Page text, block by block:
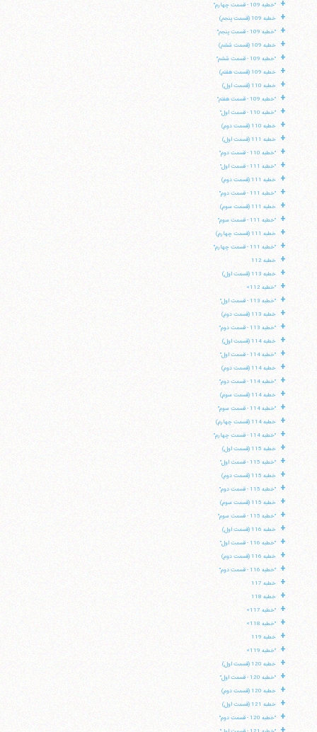
+ "خطبه 109 - قسمت چهارم"
+ خطبه 109 (قسمت پنجم)
+ "خطبه 109 - قسمت پنجم"
+ خطبه 109 (قسمت ششم)
+ "خطبه 109 - قسمت ششم"
+ خطبه 109 (قسمت هفتم)
+ خطبه 110 (قسمت اول)
+ "خطبه 109 - قسمت هفتم"
+ "خطبه 110 - قسمت اول"
+ خطبه 110 (قسمت دوم)
+ خطبه 111 (قسمت اول)
+ "خطبه 110 - قسمت دوم"
+ "خطبه 111 - قسمت اول"
+ خطبه 111 (قسمت دوم)
+ "خطبه 111 - قسمت دوم"
+ خطبه 111 (قسمت سوم)
+ "خطبه 111 - قسمت سوم"
+ خطبه 111 (قسمت چهارم)
+ "خطبه 111 - قسمت چهارم"
+ خطبه 112
+ خطبه 113 (قسمت اول)
+ "خطبه 112»
+ "خطبه 113 - قسمت اول"
+ خطبه 113 (قسمت دوم)
+ "خطبه 113 - قسمت دوم"
+ خطبه 114 (قسمت اول)
+ "خطبه 114 - قسمت اول"
+ خطبه 114 (قسمت دوم)
+ "خطبه 114 - قسمت دوم"
+ خطبه 114 (قسمت سوم)
+ "خطبه 114 - قسمت سوم"
+ خطبه 114 (قسمت چهارم)
+ "خطبه 114 - قسمت چهارم"
+ خطبه 115 (قسمت اول)
+ "خطبه 115 - قسمت اول"
+ خطبه 115 (قسمت دوم)
+ "خطبه 115 - قسمت دوم"
+ خطبه 115 (قسمت سوم)
+ "خطبه 115 - قسمت سوم"
+ خطبه 116 (قسمت اول)
+ "خطبه 116 - قسمت اول"
+ خطبه 116 (قسمت دوم)
+ "خطبه 116 - قسمت دوم"
+ خطبه 117
+ خطبه 118
+ "خطبه 117»
+ "خطبه 118»
+ خطبه 119
+ "خطبه 119»
+ خطبه 120 (قسمت اول)
+ "خطبه 120 - قسمت اول"
+ خطبه 120 (قسمت دوم)
+ خطبه 121 (قسمت اول)
+ "خطبه 120 - قسمت دوم"